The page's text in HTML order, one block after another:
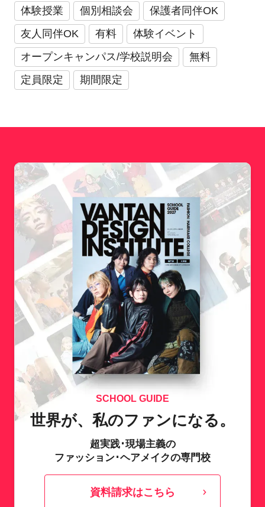
体験授業 個別相談会
保護者同伴OK
友人同伴OK
有料
体験イベント
オープンキャンパス/学校説明会
無料
定員限定
期間限定
SCHOOL GUIDE
世界が、私のファンになる。
超実践･現場主義の
ファッション･ヘアメイクの専門校
資料請求はこちら